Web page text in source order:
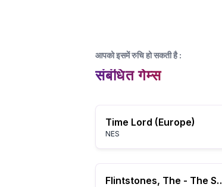
आपको इसमें रुचि हो सकती है:
संबंधित गेम्स
Time Lord (Europe)
NES
Flintstones, The - The